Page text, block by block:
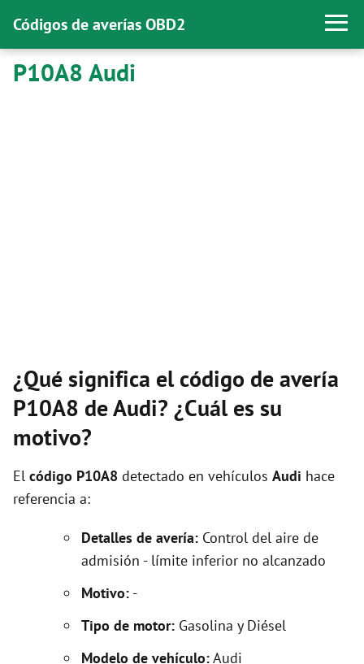
Códigos de averías OBD2
P10A8 Audi
¿Qué significa el código de avería
P10A8 de Audi? ¿Cuál es su
motivo?
El código P10A8 detectado en vehículos Audi hace
referencia a:
Detalles de avería: Control del aire de
admisión - límite inferior no alcanzado
Motivo: -
Tipo de motor: Gasolina y Diésel
Modelo de vehículo:Audi